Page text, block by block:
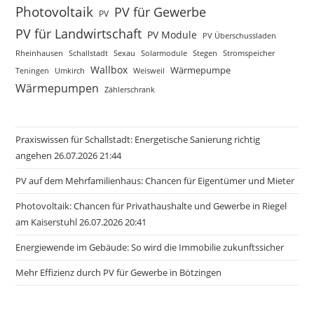
Photovoltaik PV PV für Gewerbe
PV für Landwirtschaft PV Module
PV Überschussladen
Rheinhausen
Schallstadt Sexau Solarmodule Stegen
Stromspeicher
Teningen
Umkirch Wallbox Weisweil Wärmepumpe
Wärmepumpen Zählerschrank
Praxiswissen für Schallstadt: Energetische Sanierung richtig
angehen 26.07.2026 21:44
PV auf dem Mehrfamilienhaus: Chancen für Eigentümer und Mieter
Photovoltaik: Chancen für Privathaushalte und Gewerbe in Riegel
am Kaiserstuhl 26.07.2026 20:41
Energiewende im Gebäude: So wird die Immobilie zukunftssicher
Mehr Effizienz durch PV für Gewerbe in Bötzingen